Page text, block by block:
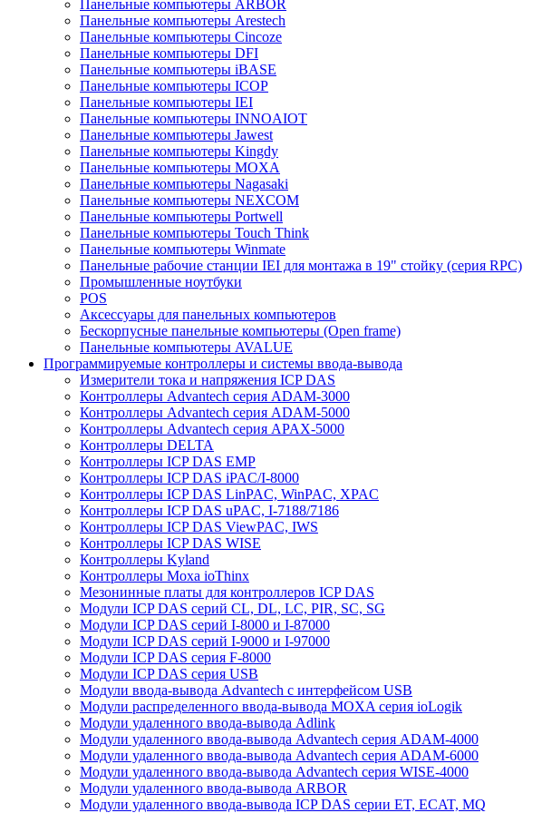
Панельные компьютеры ARBOR
Панельные компьютеры Arestech
Панельные компьютеры Cincoze
Панельные компьютеры DFI
Панельные компьютеры iBASE
Панельные компьютеры ICOP
Панельные компьютеры IEI
Панельные компьютеры INNOAIOT
Панельные компьютеры Jawest
Панельные компьютеры Kingdy
Панельные компьютеры MOXA
Панельные компьютеры Nagasaki
Панельные компьютеры NEXCOM
Панельные компьютеры Portwell
Панельные компьютеры Touch Think
Панельные компьютеры Winmate
Панельные рабочие станции IEI для монтажа в 19" стойку (серия RPC)
Промышленные ноутбуки
POS
Аксессуары для панельных компьютеров
Бескорпусные панельные компьютеры (Open frame)
Панельные компьютеры AVALUE
Программируемые контроллеры и системы ввода-вывода
Измерители тока и напряжения ICP DAS
Контроллеры Advantech серия ADAM-3000
Контроллеры Advantech серия ADAM-5000
Контроллеры Advantech серия APAX-5000
Контроллеры DELTA
Контроллеры ICP DAS EMP
Контроллеры ICP DAS iPAC/I-8000
Контроллеры ICP DAS LinPAC, WinPAC, XPAC
Контроллеры ICP DAS uPAC, I-7188/7186
Контроллеры ICP DAS ViewPAC, IWS
Контроллеры ICP DAS WISE
Контроллеры Kyland
Контроллеры Moxa ioThinx
Мезонинные платы для контроллеров ICP DAS
Модули ICP DAS серий CL, DL, LC, PIR, SC, SG
Модули ICP DAS серий I-8000 и I-87000
Модули ICP DAS серий I-9000 и I-97000
Модули ICP DAS серия F-8000
Модули ICP DAS серия USB
Модули ввода-вывода Advantech с интерфейсом USB
Модули распределенного ввода-вывода MOXA серия ioLogik
Модули удаленного ввода-вывода Adlink
Модули удаленного ввода-вывода Advantech серия ADAM-4000
Модули удаленного ввода-вывода Advantech серия ADAM-6000
Модули удаленного ввода-вывода Advantech серия WISE-4000
Модули удаленного ввода-вывода ARBOR
Модули удаленного ввода-вывода ICP DAS серии ET, ECAT, MQ